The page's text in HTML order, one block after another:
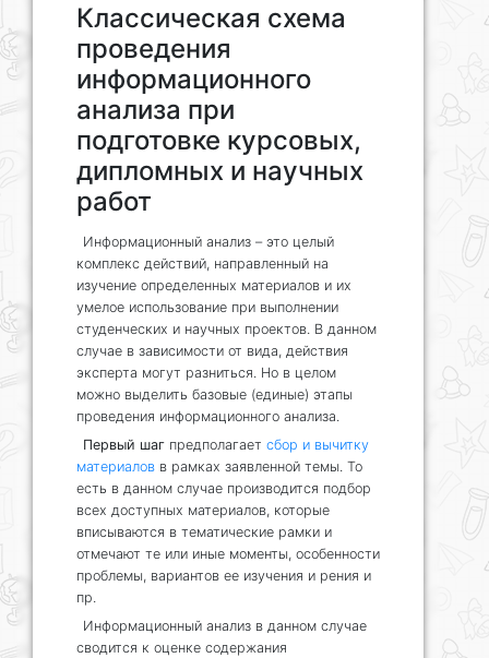
Классическая схема
проведения
информационного
анализа при
подготовке курсовых,
дипломных и научных
работ
Информационный анализ – это целый
комплекс действий, направленный на
изучение определенных материалов и их
умелое использование при выполнении
студенческих и научных проектов. В данном
случае в зависимости от вида, действия
эксперта могут разниться. Но в целом
можно выделить базовые (единые) этапы
проведения информационного анализа.
Первый шаг предполагает сбор и вычитку
материалов в рамках заявленной темы. То
есть в данном случае производится подбор
всех доступных материалов, которые
вписываются в тематические рамки и
отмечают те или иные моменты, особенности
проблемы, вариантов ее изучения и рения и
пр.
Информационный анализ в данном случае
сводится к оценке содержания